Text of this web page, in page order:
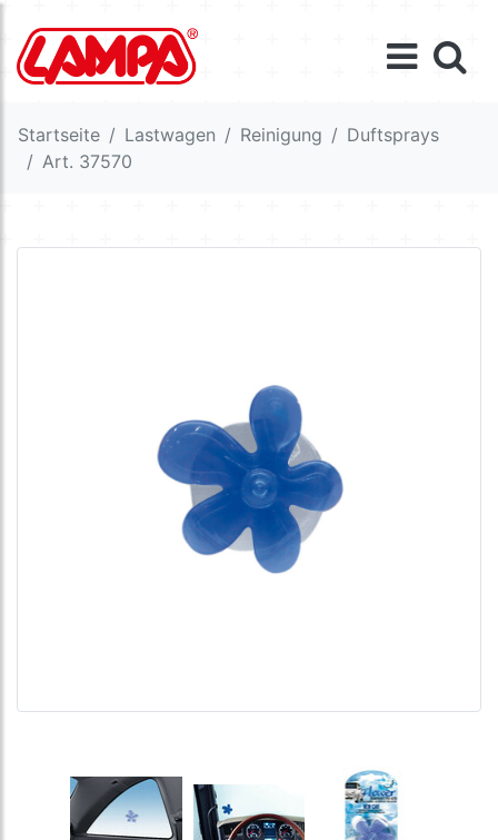
Startseite Lastwagen Reinigung
Duftsprays
Art. 37570